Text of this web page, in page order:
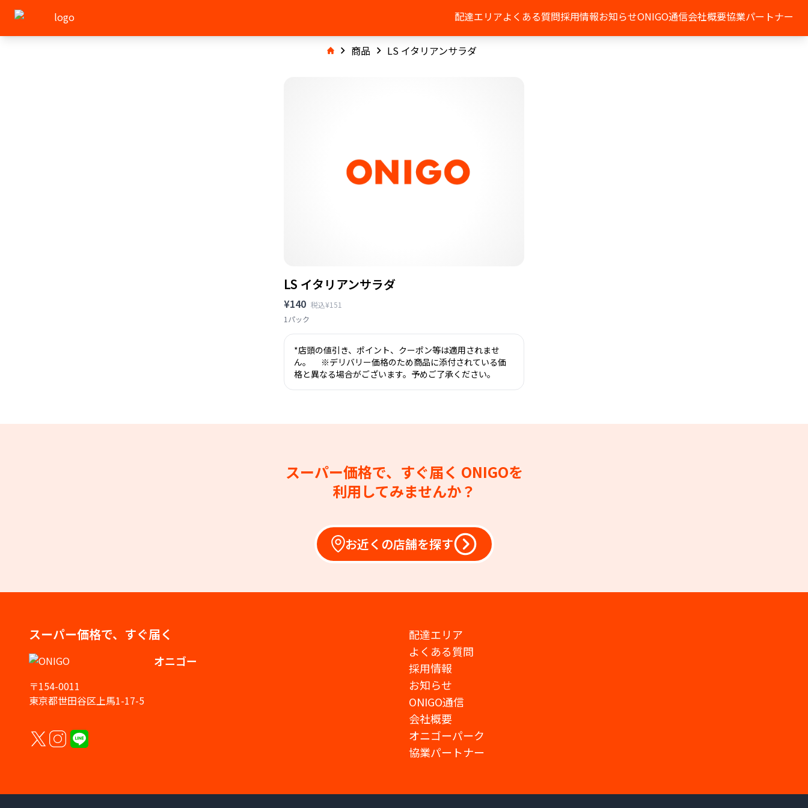
配達エリアよくある質問採用情報お知らせONIGO通信会社概要協業パートナー
商品 LS イタリアンサラダ
LS イタリアンサラダ
¥140 税込¥151
1パック
*店頭の値引き、ポイント、クーポン等は適用されませ
ん。 ※デリバリー価格のため商品に添付されている価
格と異なる場合がございます。予めご了承ください。
スーパー価格で、すぐ届く ONIGOを
利用してみませんか？
お近くの店舗を探す
スーパー価格で、すぐ届く
オニゴー
〒154-0011
東京都世田谷区上馬1-17-5
配達エリア
よくある質問
採用情報
お知らせ
ONIGO通信
会社概要
オニゴーパーク
協業パートナー